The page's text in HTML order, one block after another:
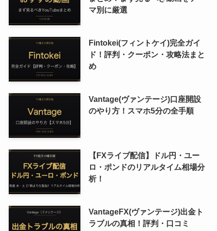
マ別に厳選
Fintokei(フィントケイ)完全ガイ
ド！評判・クーポン・攻略法まと
め
Vantage(ヴァンテージ)口座開設
のやり方！スマホ5分の全手順
【FXライブ配信】ドル円・ユー
ロ・ポンドのリアルタイム相場分
析！
VantageFX(ヴァンテージ)出金ト
ラブルの真相！評判・口コミ